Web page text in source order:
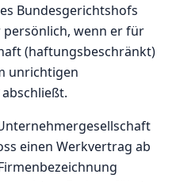
Bundesgerichtshofs
wenn er für
(haftungsbeschränkt)
unrichtigen
einen Werkvertrag ab